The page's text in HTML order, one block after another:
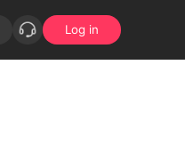
Log in